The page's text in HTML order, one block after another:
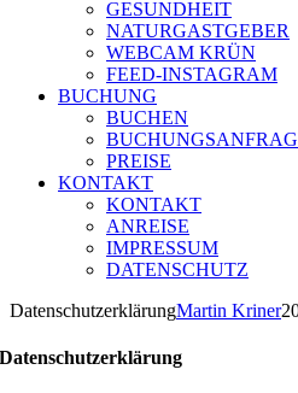
GESUNDHEIT
NATURGASTGEBER
WEBCAM KRÜN
FEED-INSTAGRAM
BUCHUNG
BUCHEN
PREISE
KONTAKT
KONTAKT
ANREISE
IMPRESSUM
DATENSCHUTZ
DatenschutzerklärungMartin Kriner
Datenschutzerklärung